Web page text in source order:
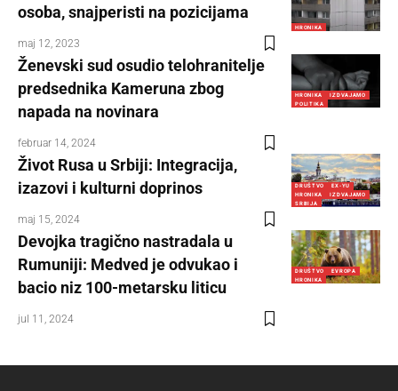
HRONIKA
osoba, snajperisti na pozicijama
maj 12, 2023
HRONIKA
IZDVAJAMO
POLITIKA
Ženevski sud osudio telohranitelje
predsednika Kameruna zbog
napada na novinara
februar 14, 2024
DRUŠTVO
EX-YU
HRONIKA
IZDVAJAMO
SRBIJA
Život Rusa u Srbiji: Integracija,
izazovi i kulturni doprinos
maj 15, 2024
DRUŠTVO
EVROPA
HRONIKA
Devojka tragično nastradala u
Rumuniji: Medved je odvukao i
bacio niz 100-metarsku liticu
jul 11, 2024